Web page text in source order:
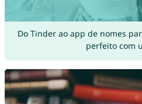
Do Tinder ao app de nomes
perfeito com